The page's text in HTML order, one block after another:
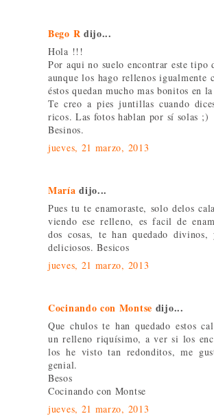
Bego R dijo...
Hola !!!
Por aqui no suelo encontrar este tipo
aunque los hago rellenos igualmente
éstos quedan mucho mas bonitos en la
Te creo a pies juntillas cuando
ricos. Las fotos hablan por sí solas ;)
Besinos.
jueves, 21 marzo, 2013
María dijo...
Pues tu te enamoraste, solo delos
viendo ese relleno, es facil de
dos cosas, te han quedado divinos,
deliciosos. Besicos
jueves, 21 marzo, 2013
Cocinando con Montse dijo...
Que chulos te han quedado estos
un relleno riquísimo, a ver si los
los he visto tan redonditos, me
genial.
Besos
Cocinando con Montse
jueves, 21 marzo, 2013